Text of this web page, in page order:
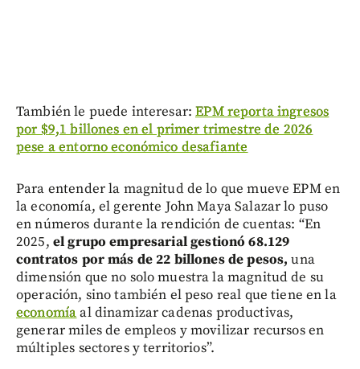
También le puede interesar:EPM reporta ingresos
por $9,1 billones en el primer trimestre de 2026
pese a entorno económico desafiante
Para entender la magnitud de lo que mueve EPM en
la economía, el gerente John Maya Salazar lo puso
en números durante la rendición de cuentas: “En
2025, el grupo empresarial gestionó 68.129
contratos por más de 22 billones de pesos, una
dimensión que no solo muestra la magnitud de su
operación, sino también el peso real que tiene en la
economíaal dinamizar cadenas productivas,
generar miles de empleos y movilizar recursos en
múltiples sectores y territorios”.